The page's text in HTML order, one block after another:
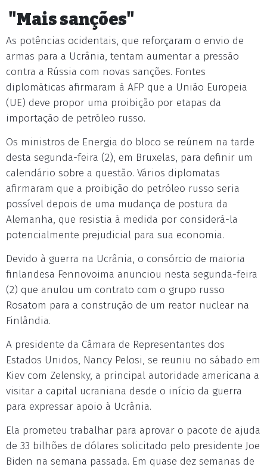
"Mais sanções"
As potências ocidentais, que reforçaram o envio de
armas para a Ucrânia, tentam aumentar a pressão
contra a Rússia com novas sanções. Fontes
diplomáticas afirmaram à AFP que a União Europeia
(UE) deve propor uma proibição por etapas da
importação de petróleo russo.
Os ministros de Energia do bloco se reúnem na tarde
desta segunda-feira (2), em Bruxelas, para definir um
calendário sobre a questão. Vários diplomatas
afirmaram que a proibição do petróleo russo seria
possível depois de uma mudança de postura da
Alemanha, que resistia à medida por considerá-la
potencialmente prejudicial para sua economia.
Devido à guerra na Ucrânia, o consórcio de maioria
finlandesa Fennovoima anunciou nesta segunda-feira
(2) que anulou um contrato com o grupo russo
Rosatom para a construção de um reator nuclear na
Finlândia.
A presidente da Câmara de Representantes dos
Estados Unidos, Nancy Pelosi, se reuniu no sábado em
Kiev com Zelensky, a principal autoridade americana a
visitar a capital ucraniana desde o início da guerra
para expressar apoio à Ucrânia.
Ela prometeu trabalhar para aprovar o pacote de ajuda
de 33 bilhões de dólares solicitado pelo presidente Joe
Biden na semana passada. Em quase dez semanas de